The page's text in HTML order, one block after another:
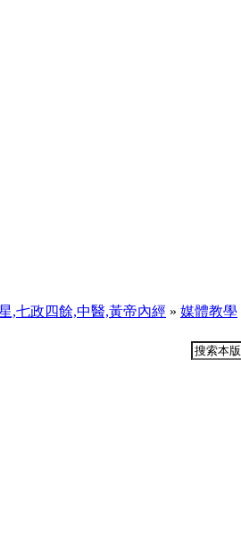
,七政四餘,中醫,黃帝內經 » 媒體教學